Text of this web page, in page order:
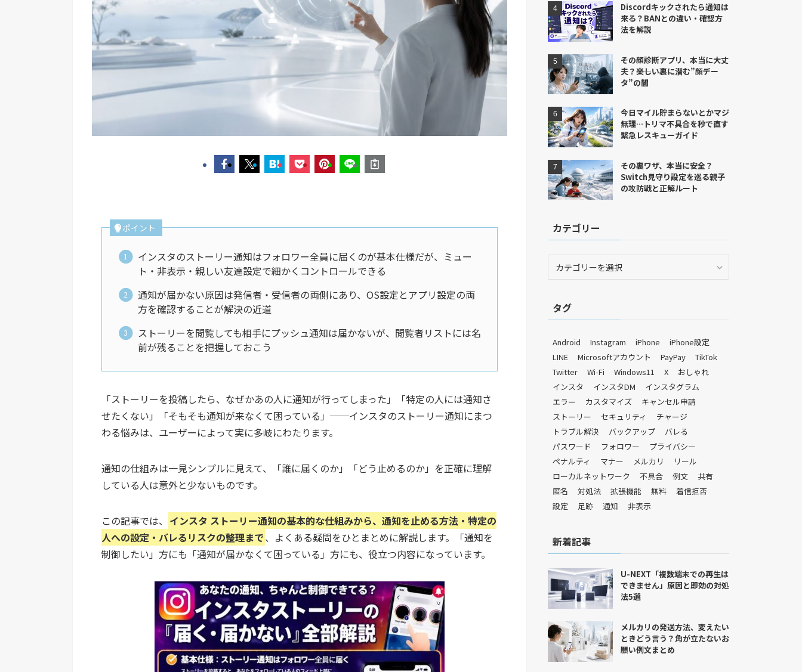
ポイント
インスタのストーリー通知はフォロワー全員に届くのが基本仕様だが、ミュー
ト・非表示・親しい友達設定で細かくコントロールできる
通知が届かない原因は発信者・受信者の両側にあり、OS設定とアプリ設定の両
方を確認することが解決の近道
ストーリーを閲覧しても相手にプッシュ通知は届かないが、閲覧者リストには名
前が残ることを把握しておこう
「ストーリーを投稿したら、なぜかあの人に通知が行ってしまった」「特定の人には通知さ
せたくない」「そもそも通知が来なくて困っている」──インスタのストーリー通知にまつ
わる悩みは、ユーザーによって実に多岐にわたります。
通知の仕組みは一見シンプルに見えて、「誰に届くのか」「どう止めるのか」を正確に理解
している人は意外と少ないものです。
この記事では、 インスタ ストーリー通知の基本的な仕組みから、通知を止める方法・特定の
人への設定・バレるリスクの整理まで、よくある疑問をひとまとめに解説します。「通知を
制御したい」方にも「通知が届かなくて困っている」方にも、役立つ内容になっています。
Discordキックされたら通知は
来る？BANとの違い・確認方
法を解説
その顔診断アプリ、本当に大丈
夫？――楽しい裏に潜む”顔デー
タ”の闇
今日マイル貯まらないとかマジ
無理…トリマ不具合を秒で直す
緊急レスキューガイド
その裏ワザ、本当に安全？
Switch見守り設定を巡る親子
の攻防戦と正解ルート
カテゴリー
ータグ
Android Instagram iPhone
iPhone設定
LINE
Microsoftアカウント PayPay
TikTok
Twitter
Wi-Fi Windows11 X
おしゃれ
インスタ
インスタDM
インスタグラム
エラー
カスタマイズ
キャンセル申請
ストーリー
セキュリティ
チャージ
トラブル解決
バックアップ
バレる
パスワード
フォロワー
プライバシー
ペナルティ
マナー メルカリ
リール
ローカルネットワーク
不具合 例文
共有
匿名
対処法 拡張機能 無料
着信拒否
設定
足跡 通知 非表示
新着記事
U-NEXT「複数端末での再生は
できません」原因と即効の対処
法5選
メルカリの発送方法、変えたい
ときどう言う？角が立たないお
願い例文まとめ